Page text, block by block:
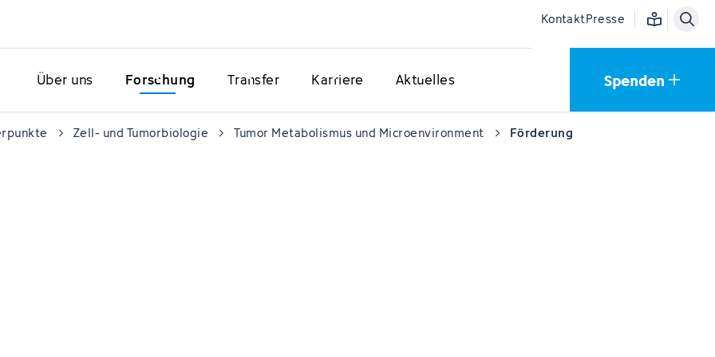
KontaktPresse Einfache
Über uns Forschung Transfer Karriere Aktuelles Spenden
Zell- und Tumorbiologie Tumor Metabolismus und Microenvironment Förderung